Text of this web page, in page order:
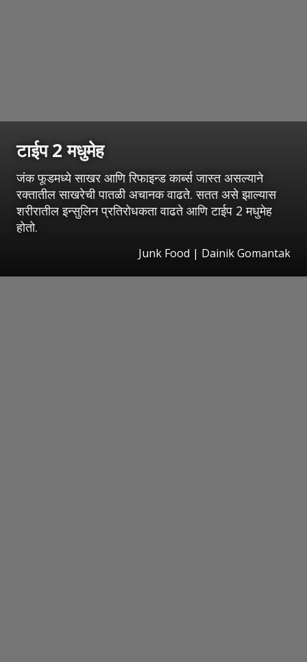
टाईप 2 मधुमेह
जंक फूडमध्ये साखर आणि रिफाइन्ड कार्ब्स जास्त असल्याने
रक्तातील साखरेची पातळी अचानक वाढते. सतत असे झाल्यास
शरीरातील इन्सुलिन प्रतिरोधकता वाढते आणि टाईप 2 मधुमेह
होतो.
Junk Food | Dainik Gomantak